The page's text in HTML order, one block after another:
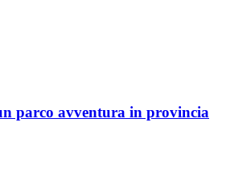
parco avventura in provincia